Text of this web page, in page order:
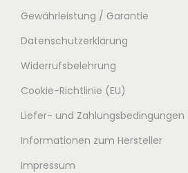
Gewährleistung / Garantie
Datenschutzerklärung
Widerrufsbelehrung
Cookie-Richtlinie (EU)
Liefer- und Zahlungsbedingungen
Informationen zum Hersteller
Impressum